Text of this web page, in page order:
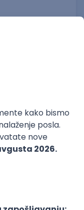
Kafka
@